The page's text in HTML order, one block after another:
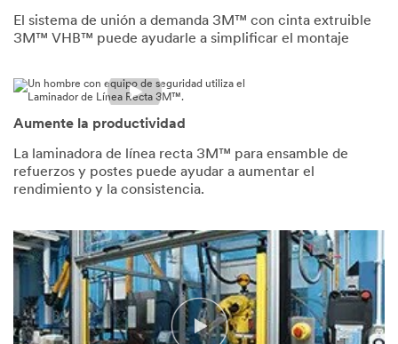
El sistema de unión a demanda 3M™ con cinta extruible
3M™ VHB™ puede ayudarle a simplificar el montaje
(SPEECH)
[UPBEAT
(DESCRIPTION)
and
3M,
in
Vulcan
Technic.
3M
Straight
Laminator,
How
to
operate.
Aumente la productividad
La laminadora de línea recta 3M™ para ensamble de
refuerzos y postes puede ayudar a aumentar el
rendimiento y la consistencia.